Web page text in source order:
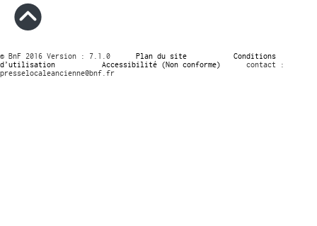
© BnF 2016 Version : 7.1.0 Plan du site
Conditions
d’utilisation
Accessibilité (Non conforme)
contact :
presselocaleancienne@bnf.fr